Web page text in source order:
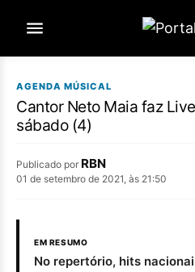
AGENDA MÚSICAL
Cantor Neto Maia faz
sábado (4)
Publicado por RBN
01 de setembro de 2021, às 21:50
EM RESUMO
No repertório, hits